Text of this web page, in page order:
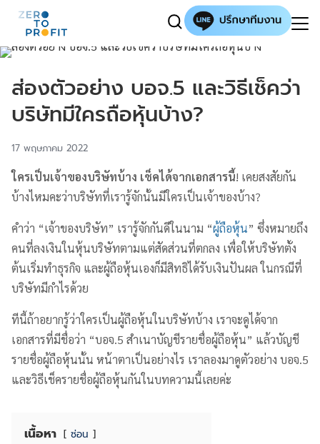
ส่องตัวอย่าง บอจ.5 และวิธีเช็คว่า
บริษัทมีใครถือหุ้นบ้าง?
17 พฤษภาคม 2022
ใครเป็นเจ้าของบริษัทบ้าง เช็คได้จากเอกสารนี้! เคยสงสัยกัน
บ้างไหมคะว่าบริษัทที่เรารู้จักนั้นมีใครเป็นเจ้าของบ้าง?
คำว่า “เจ้าของบริษัท” เรารู้จักกันดีในนาม “ผู้ถือหุ้น” ซึ่งหมายถึง
คนที่ลงเงินในหุ้นบริษัทตามแต่สัดส่วนที่ตกลง เพื่อให้บริษัทตั้ง
ต้นเริ่มทำธุรกิจ และผู้ถือหุ้นเองก็มีสิทธิได้รับเงินปันผล ในกรณีที่
บริษัทมีกำไรด้วย
ทีนี้ถ้าอยากรู้ว่าใครเป็นผู้ถือหุ้นในบริษัทบ้าง เราจะดูได้จาก
เอกสารที่มีชื่อว่า “บอจ.5 สำเนาบัญชีรายชื่อผู้ถือหุ้น” แล้วบัญชี
รายชื่อผู้ถือหุ้นนั้น หน้าตาเป็นอย่างไร เราลองมาดูตัวอย่าง บอจ.5
และวิธีเช็ครายชื่อผู้ถือหุ้นกันในบทความนี้เลยค่ะ
เนื้อหา ซ่อน